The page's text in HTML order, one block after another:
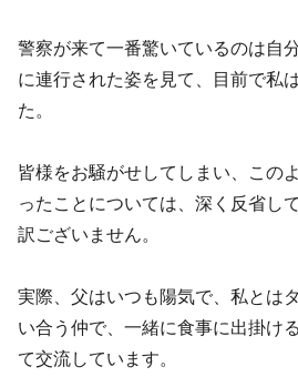
警察が来て一番驚いているのは自
に連行された姿を見て、目前で私
た。
皆様をお騒がせしてしまい、この
ったことについては、深く反省し
訳ございません。
実際、父はいつも陽気で、私とは
い合う仲で、一緒に食事に出掛け
て交流しています。